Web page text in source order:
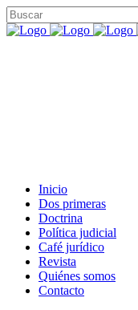
Inicio
Dos primeras
Doctrina
Política judicial
Café jurídico
Revista
Quiénes somos
Contacto